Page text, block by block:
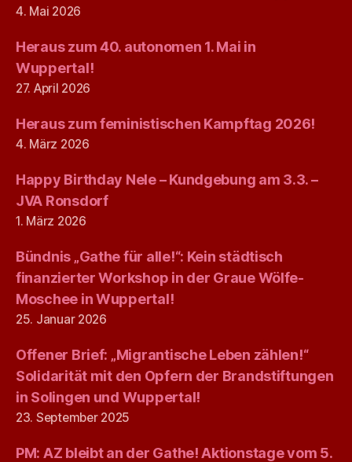
4. Mai 2026
Heraus zum 40. autonomen 1. Mai in
Wuppertal!
27. April 2026
Heraus zum feministischen Kampftag 2026!
4. März 2026
Happy Birthday Nele – Kundgebung am 3.3. –
JVA Ronsdorf
1. März 2026
Bündnis „Gathe für alle!“: Kein städtisch
finanzierter Workshop in der Graue Wölfe-
Moschee in Wuppertal!
25. Januar 2026
Offener Brief: „Migrantische Leben zählen!“
Solidarität mit den Opfern der Brandstiftungen
in Solingen und Wuppertal!
23. September 2025
PM: AZ bleibt an der Gathe! Aktionstage vom 5.